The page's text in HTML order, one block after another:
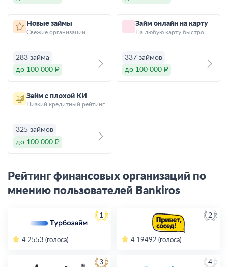
Новые займы
Свежие организации
283 займа
до 100 000 ₽
Займ онлайн на карту
На любую карту быстро
337 займов
до 100 000 ₽
Займ с плохой КИ
Низкий кредитный рейтинг
325 займов
до 100 000 ₽
Рейтинг финансовых организаций по
мнению пользователей Bankiros
1
4.2553 (голоса)
2
4.19492 (голоса)
3 4